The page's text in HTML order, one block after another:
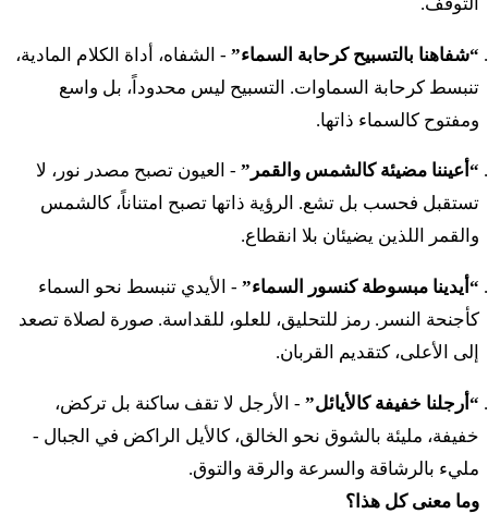
“شفاهنا بالتسبيح كرحابة السماء” - الشفاه، أداة الكلام المادية،
تنبسط كرحابة السماوات. التسبيح ليس محدوداً، بل واسع
ومفتوح كالسماء ذاتها.
“أعيننا مضيئة كالشمس والقمر” - العيون تصبح مصدر نور، لا
تستقبل فحسب بل تشع. الرؤية ذاتها تصبح امتناناً، كالشمس
والقمر اللذين يضيئان بلا انقطاع.
“أيدينا مبسوطة كنسور السماء” - الأيدي تنبسط نحو السماء
كأجنحة النسر. رمز للتحليق، للعلو، للقداسة. صورة لصلاة تصعد
إلى الأعلى، كتقديم القربان.
“أرجلنا خفيفة كالأيائل” - الأرجل لا تقف ساكنة بل تركض،
خفيفة، مليئة بالشوق نحو الخالق، كالأيل الراكض في الجبال -
مليء بالرشاقة والسرعة والرقة والتوق.
وما معنى كل هذا؟